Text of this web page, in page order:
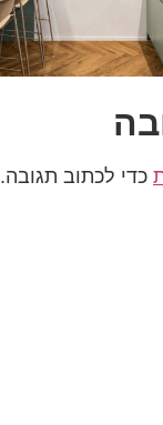
כדי לכתוב תגובה.